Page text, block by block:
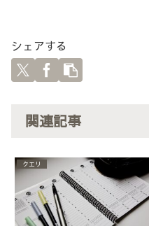
シェアする
関連記事
クエリ